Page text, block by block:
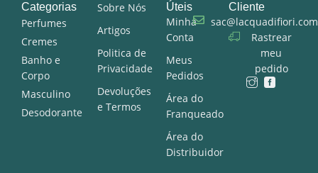
Categorias
Perfumes
Cremes
Banho e
Corpo
Masculino
Desodorante
Sobre Nós
Artigos
Politica de
Privacidade
Devoluções
e Termos
Úteis
Minha
Conta
Meus
Pedidos
Área do
Franqueado
Área do
Distribuidor
Cliente
Rastrear
meu
pedido